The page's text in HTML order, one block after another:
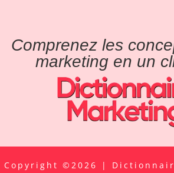
Comprenez les
marketing en un
Copyright ©2026 |